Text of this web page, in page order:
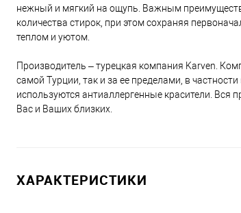
нежный и мягкий на ощупь. Важным
количества стирок, при этом сохраняя
теплом и уютом.
Производитель – турецкая компания Karven.
самой Турции, так и за ее пределами, в
используются антиаллергенные красители. Вся
Вас и Ваших близких.
ХАРАКТЕРИСТИКИ